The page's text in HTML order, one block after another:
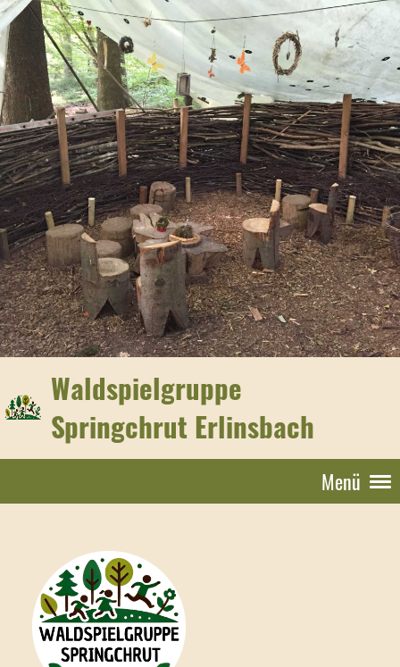
Waldspielgruppe
Springchrut Erlinsbach
Menü